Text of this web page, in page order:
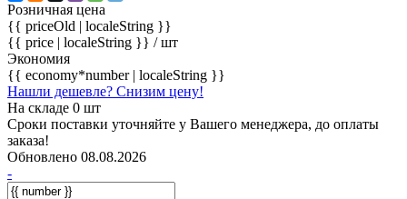
Розничная цена
{{ priceOld | localeString }}
{{ price | localeString }} / шт
Экономия
{{ economy*number | localeString }}
Нашли дешевле? Снизим цену!
На складе 0 шт
Сроки поставки уточняйте у Вашего менеджера, до оплаты
заказа!
Обновлено 08.08.2026
-